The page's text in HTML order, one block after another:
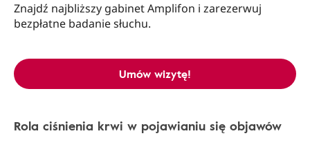
Znajdź najbliższy gabinet Amplifon i zarezerwuj
bezpłatne badanie słuchu.
Umów wizytę!
Rola ciśnienia krwi w pojawianiu się objawów